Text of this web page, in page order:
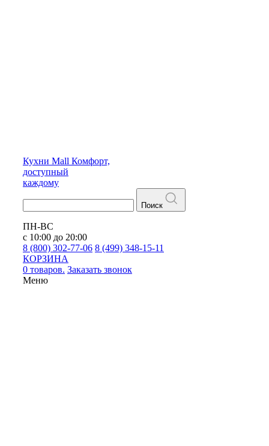
Кухни Mall Комфорт,
доступный
каждому
Поиск
ПН-ВС
с 10:00 до 20:00
8 (800) 302-77-06 8 (499) 348-15-11
КОРЗИНА
0 товаров. Заказать звонок
Меню